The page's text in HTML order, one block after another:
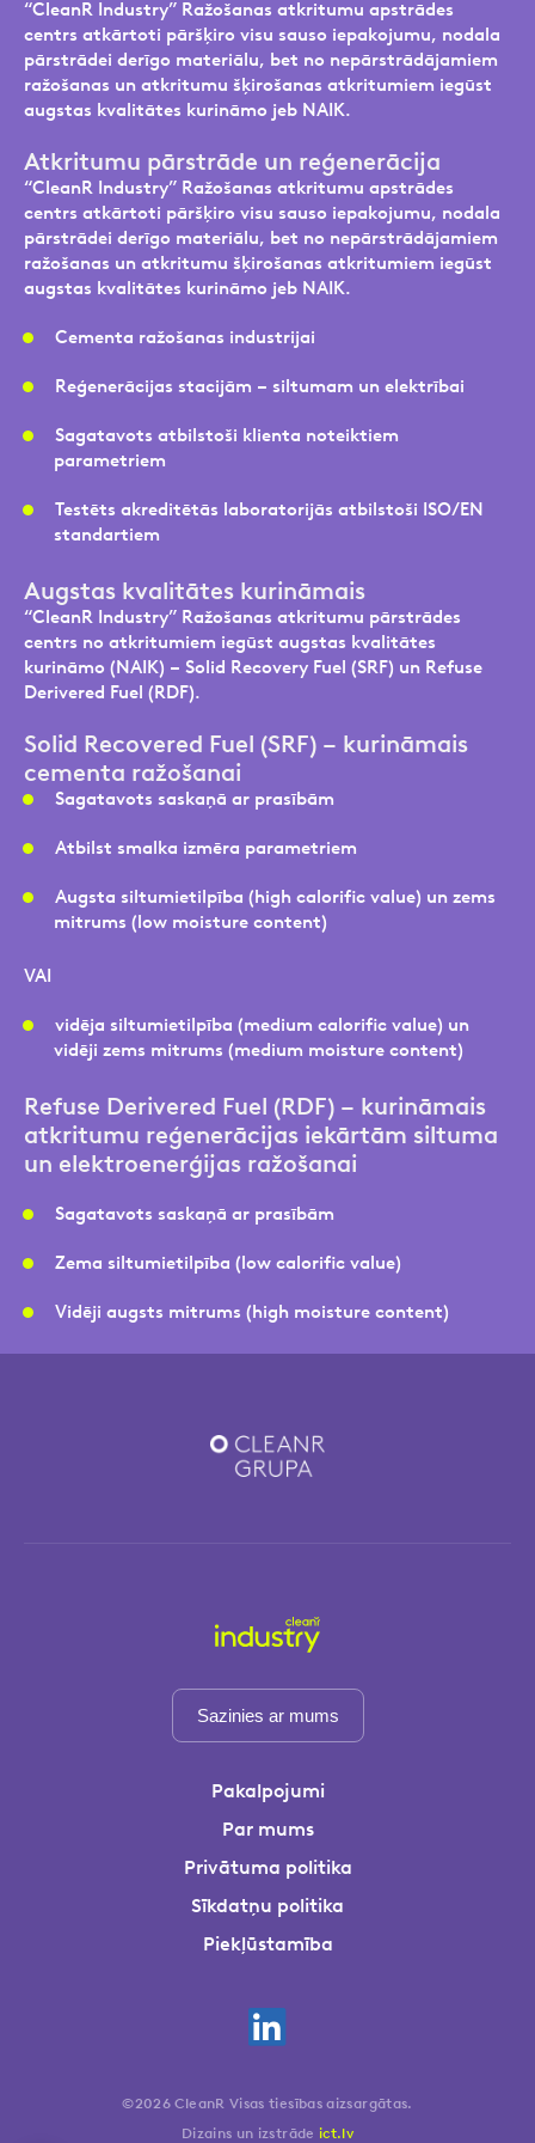
“CleanR Industry” Ražošanas atkritumu apstrādes
centrs atkārtoti pāršķiro visu sauso iepakojumu, nodala
pārstrādei derīgo materiālu, bet no nepārstrādājamiem
ražošanas un atkritumu šķirošanas atkritumiem iegūst
augstas kvalitātes kurināmo jeb NAIK.
Atkritumu pārstrāde un reģenerācija
“CleanR Industry” Ražošanas atkritumu apstrādes
centrs atkārtoti pāršķiro visu sauso iepakojumu, nodala
pārstrādei derīgo materiālu, bet no nepārstrādājamiem
ražošanas un atkritumu šķirošanas atkritumiem iegūst
augstas kvalitātes kurināmo jeb NAIK.
Cementa ražošanas industrijai
Reģenerācijas stacijām – siltumam un elektrībai
Sagatavots atbilstoši klienta noteiktiem
parametriem
Testēts akreditētās laboratorijās atbilstoši ISO/EN
standartiem
Augstas kvalitātes kurināmais
“CleanR Industry” Ražošanas atkritumu pārstrādes
centrs no atkritumiem iegūst augstas kvalitātes
kurināmo (NAIK) – Solid Recovery Fuel (SRF) un Refuse
Derivered Fuel (RDF).
Solid Recovered Fuel (SRF) – kurināmais
cementa ražošanai
Sagatavots saskaņā ar prasībām
Atbilst smalka izmēra parametriem
Augsta siltumietilpība (high calorific value) un zems
mitrums (low moisture content)
VAI
vidēja siltumietilpība (medium calorific value) un
vidēji zems mitrums (medium moisture content)
Refuse Derivered Fuel (RDF) – kurināmais
atkritumu reģenerācijas iekārtām siltuma
un elektroenerģijas ražošanai
Sagatavots saskaņā ar prasībām
Zema siltumietilpība (low calorific value)
Vidēji augsts mitrums (high moisture content)
Kontakttālrunis
Ziņa
Fails
sazināsimiesprivātuma politika.
Privātpersonām
Uzņēmumiem
Turpināt
E-pasts
Kontakttālrunis
Pieteikuma vēstule
Ziņa
Atzīmējiet, ka piekrītat personas datu
Sazinies ar mums
Pakalpojumi
Par mums
Privātuma politika
Sīkdatņu politika
Piekļūstamība
©2026 CleanR Visas tiesības aizsargātas.
Dizains un izstrāde ict.lv